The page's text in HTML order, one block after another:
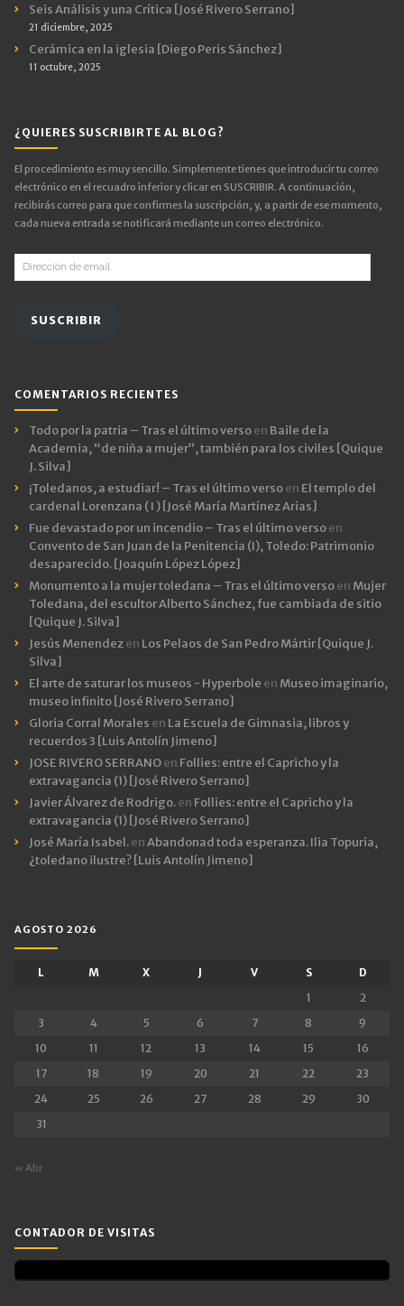
Seis Análisis y una Crítica [José Rivero Serrano]
21 diciembre, 2025
Cerámica en la iglesia [Diego Peris Sánchez]
11 octubre, 2025
¿QUIERES SUSCRIBIRTE AL BLOG?
El procedimiento es muy sencillo. Simplemente tienes que introducir tu correo
electrónico en el recuadro inferior y clicar en SUSCRIBIR. A continuación,
recibirás correo para que confirmes la suscripción, y, a partir de ese momento,
cada nueva entrada se notificará mediante un correo electrónico.
Dirección
de
SUSCRIBIR
COMENTARIOS RECIENTES
Todo por la patria – Tras el último versoen Baile de la
Academia, “de niña a mujer”, también para los civiles [Quique
J. Silva]
¡Toledanos, a estudiar! – Tras el último versoen El templo del
cardenal Lorenzana ( I ) [José María Martínez Arias]
Fue devastado por un incendio – Tras el último versoen
Convento de San Juan de la Penitencia (I), Toledo: Patrimonio
desaparecido. [Joaquín López López]
Monumento a la mujer toledana – Tras el último versoen Mujer
Toledana, del escultor Alberto Sánchez, fue cambiada de sitio
[Quique J. Silva]
Jesús Menendezen Los Pelaos de San Pedro Mártir [Quique J.
Silva]
El arte de saturar los museos - Hyperbole en Museo imaginario,
museo infinito [José Rivero Serrano]
Gloria Corral Morales en La Escuela de Gimnasia, libros y
recuerdos 3 [Luis Antolín Jimeno]
JOSE RIVERO SERRANOen Follies: entre el Capricho y la
extravagancia (1) [José Rivero Serrano]
Javier Álvarez de Rodrigo.en Follies: entre el Capricho y la
extravagancia (1) [José Rivero Serrano]
José María Isabel.enAbandonad toda esperanza. Ilia Topuria,
¿toledano ilustre? [Luis Antolín Jimeno]
AGOSTO 2026
L M X J V S
D
1
2
3
4 5 6 7 8
9
10
11 12 13 14 15
16
17
18 19 20 21 22
23
24
25 26 27 28 29
30
31
« Abr
CONTADOR DE VISITAS